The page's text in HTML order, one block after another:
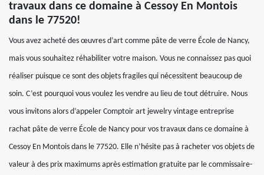
travaux dans ce domaine à Cessoy En Montois
dans le 77520!
Vous avez acheté des œuvres d’art comme pâte de verre École de Nancy,
mais vous souhaitez réhabiliter votre maison. Vous ne connaissez pas quoi
réaliser puisque ce sont des objets fragiles qui nécessitent beaucoup de
soin. C’est pourquoi vous voulez les vendre au lieu de tout détruire. Nous
vous invitons alors d’appeler Comptoir art jewelry vintage entreprise
rachat pâte de verre École de Nancy pour vos travaux dans ce domaine à
Cessoy En Montois dans le 77520. Elle n’hésite pas à racheter vos objets de
valeur à des prix maximums après estimation gratuite par le commissaire-